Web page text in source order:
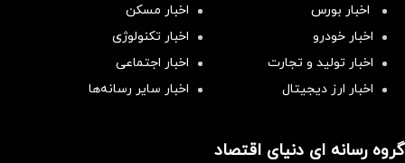
اخبار بورس
اخبار مسکن
اخبار خودرو
اخبار تکنولوژی
اخبار تولید و تجارت
اخبار اجتماعی
اخبار ارز دیجیتال
اخبار سایر رسانه‌‌ها
گروه رسانه ای دنیای اقتصاد